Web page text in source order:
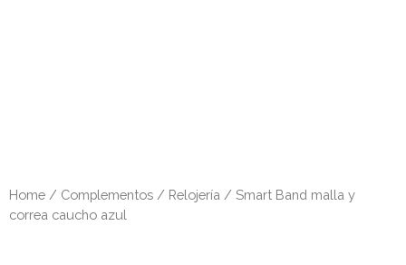
Home / Complementos / Relojería / Smart Band malla y
correa caucho azul